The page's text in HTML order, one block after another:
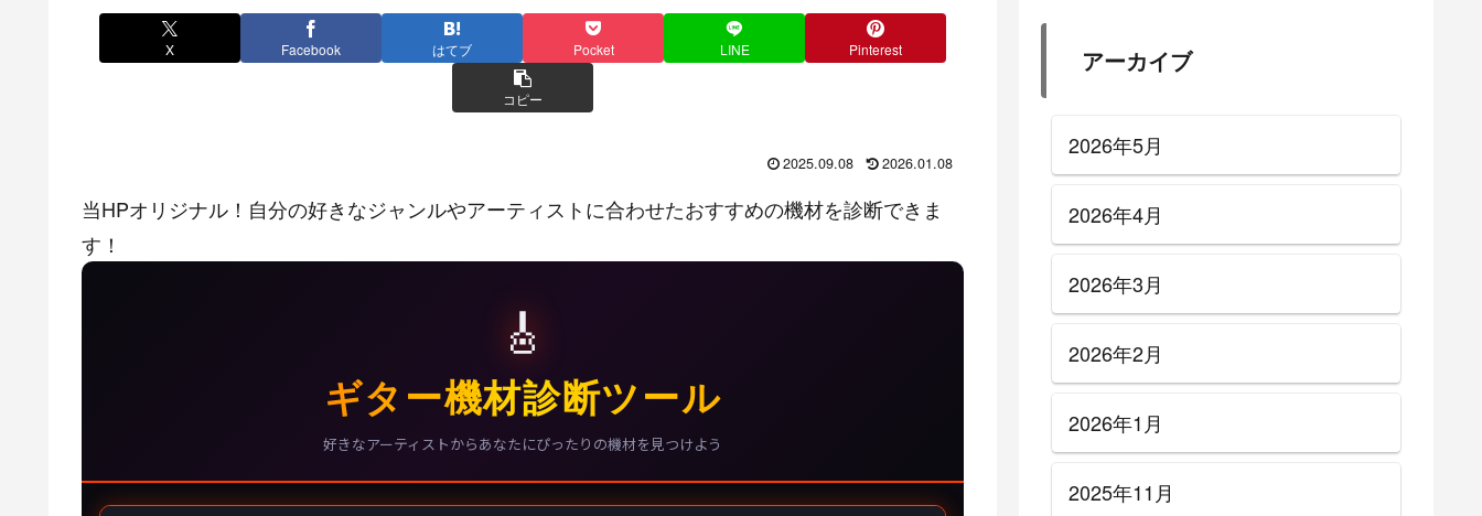
X Facebook はてブ Pocket LINE Pinterest
コピー
2025.09.08 2026.01.08
当HPオリジナル！自分の好きなジャンルやアーティストに合わせたおすすめの機材を診断できま
す！
アーカイブ
2026年5月
2026年4月
2026年3月
2026年2月
2026年1月
2025年11月